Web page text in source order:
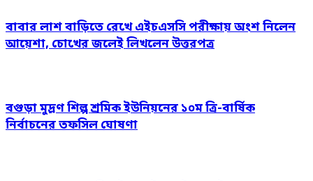
বাবার লাশ বাড়িতে রেখে এইচএসসি পরীক্ষায় অংশ নিলেন
আয়েশা, চোখের জলেই লিখলেন উত্তরপত্র
বগুড়া মুদ্রণ শিল্প শ্রমিক ইউনিয়নের ১০ম ত্রি-বার্ষিক
নির্বাচনের তফসিল ঘোষণা